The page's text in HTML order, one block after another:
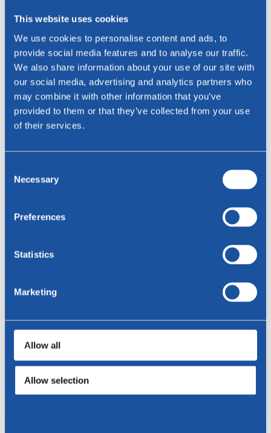
This website uses cookies
We use cookies to personalise content and ads, to
provide social media features and to analyse our traffic.
We also share information about your use of our site with
our social media, advertising and analytics partners who
may combine it with other information that you’ve
provided to them or that they’ve collected from your use
of their services.
Selection
Necessary
Preferences
Statistics
Marketing
Allow all
Allow selection
Geïnteresseerd?
Voor vragen of het vinden van een Bree's New World dealer bij u in
de regio, neem gerust contact met ons op!
Naam *
E-mailadres *
Versturen